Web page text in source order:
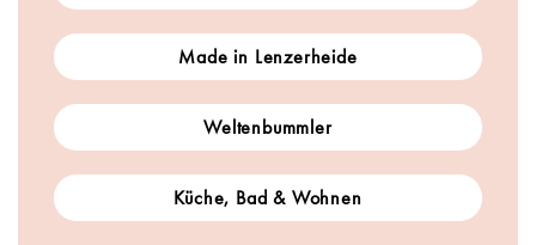
Made in Lenzerheide
Weltenbummler
Küche, Bad & Wohnen